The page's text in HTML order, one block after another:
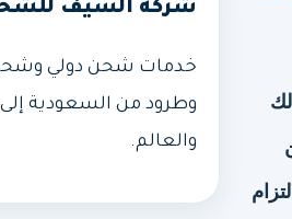
شركة السيف
خدمات شحن دولي
وطرود من السعودية إلى
والعالم.